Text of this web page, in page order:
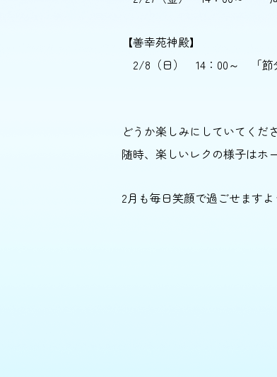
【善幸苑神殿】
2/8（日） 14：00～ 「節
どうか楽しみにしていてくだ
随時、楽しいレクの様子はホ
2月も毎日笑顔で過ごせますよ